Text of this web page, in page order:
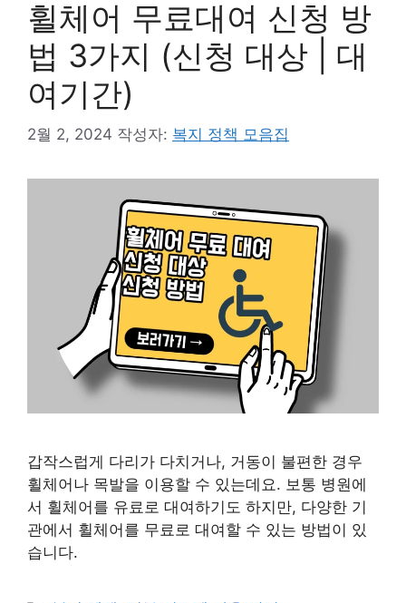
휠체어 무료대여 신청 방
법 3가지 (신청 대상 | 대
여기간)
2월 2, 2024 작성자: 복지 정책 모음집
갑작스럽게 다리가 다치거나, 거동이 불편한 경우
휠체어나 목발을 이용할 수 있는데요. 보통 병원에
서 휠체어를 유료로 대여하기도 하지만, 다양한 기
관에서 휠체어를 무료로 대여할 수 있는 방법이 있
습니다.